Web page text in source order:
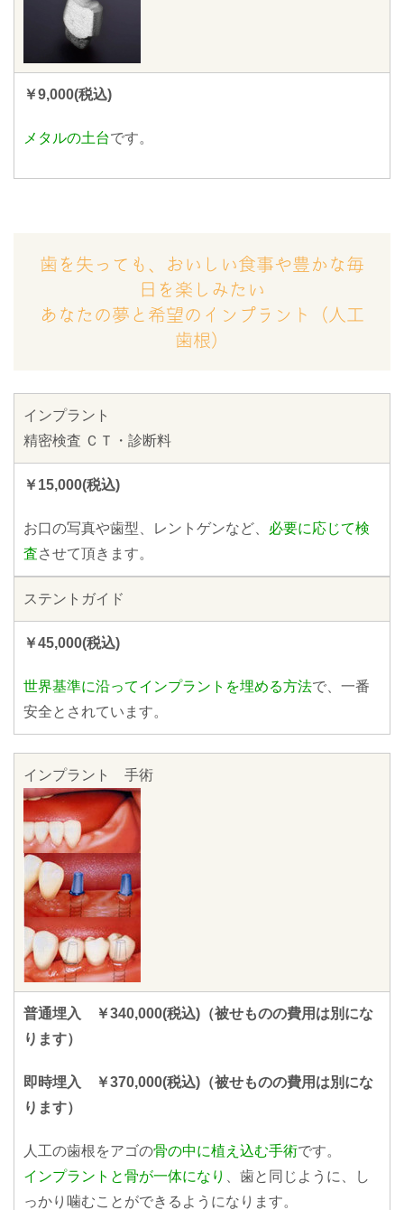
￥9,000(税込)
メタルの土台です。
歯を失っても、おいしい食事や豊かな毎
日を楽しみたい
あなたの夢と希望のインプラント（人工
歯根）
インプラント
精密検査 ＣＴ・診断料
￥15,000(税込)
お口の写真や歯型、レントゲンなど、 必要に応じて検
査させて頂きます。
ステントガイド
￥45,000(税込)
世界基準に沿ってインプラントを埋める方法で、一番
安全とされています。
インプラント 手術
普通埋入 ￥340,000(税込)（被せものの費用は別にな
ります）
即時埋入 ￥370,000(税込)（被せものの費用は別にな
ります）
人工の歯根をアゴの骨の中に植え込む手術です。
インプラントと骨が一体になり
、歯と同じように、し
っかり噛むことができるようになります。